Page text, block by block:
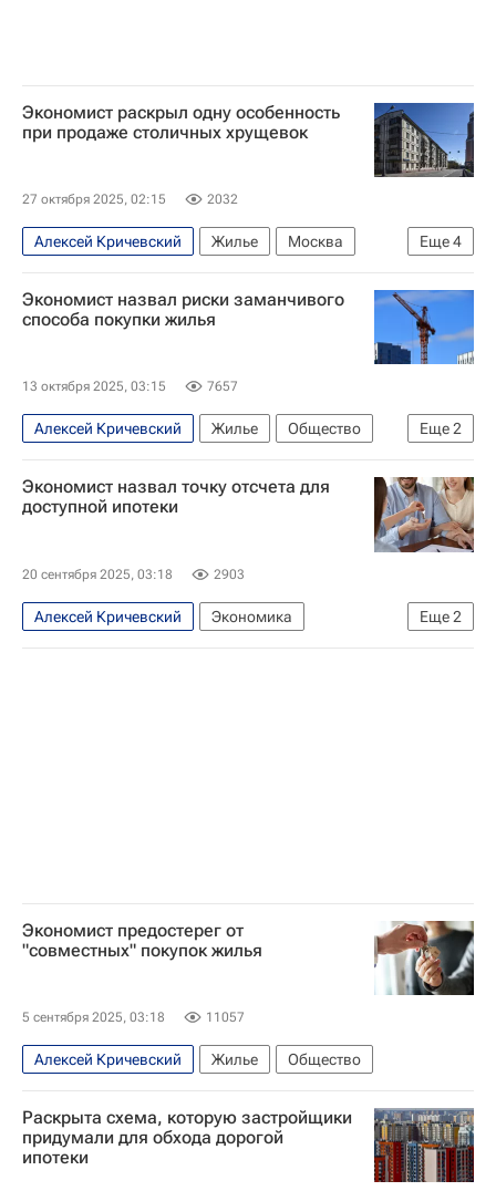
Экономист раскрыл одну особенность
при продаже столичных хрущевок
27 октября 2025, 02:15 2032
Еще4
Алексей Кричевский Жилье
Москва
Общество
Россия
Продажа
Недвижимость
Экономист назвал риски заманчивого
способа покупки жилья
13 октября 2025, 03:15 7657
Еще2
Алексей Кричевский Жилье
Общество
Покупка
Россия
Экономист назвал точку отсчета для
доступной ипотеки
20 сентября 2025, 03:18 2903
Еще2
Алексей Кричевский
Экономика
Центральный Банк РФ (ЦБ РФ)
Ипотека
Экономист предостерег от
"совместных" покупок жилья
5 сентября 2025, 03:18 11057
Алексей Кричевский Жилье Общество
Раскрыта схема, которую застройщики
придумали для обхода дорогой
ипотеки